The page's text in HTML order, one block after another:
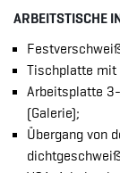
ARBEITSTISCHE
Tischplatte mit
Arbeitsplatte
(Galerie);
Übergang von